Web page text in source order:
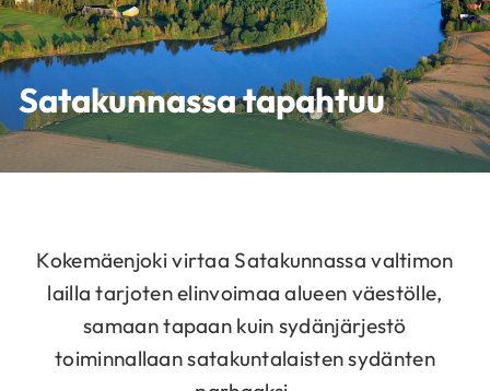
Satakunnassa tapahtuu
Kokemäenjoki virtaa Satakunnassa valtimon
lailla tarjoten elinvoimaa alueen väestölle,
samaan tapaan kuin sydänjärjestö
toiminnallaan satakuntalaisten sydänten